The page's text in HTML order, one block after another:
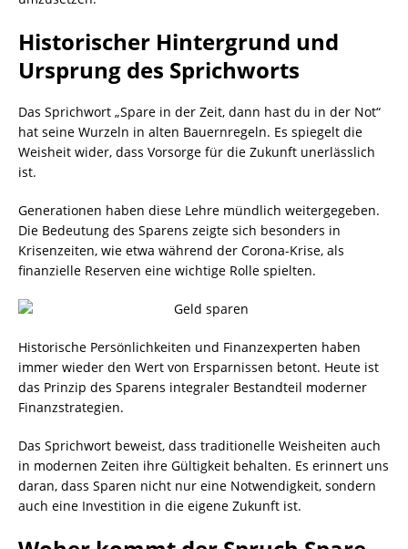
Historischer Hintergrund und
Ursprung des Sprichworts
Das Sprichwort „Spare in der Zeit, dann hast du in der Not“
hat seine Wurzeln in alten Bauernregeln. Es spiegelt die
Weisheit wider, dass Vorsorge für die Zukunft unerlässlich
ist.
Generationen haben diese Lehre mündlich weitergegeben.
Die Bedeutung des Sparens zeigte sich besonders in
Krisenzeiten, wie etwa während der Corona-Krise, als
finanzielle Reserven eine wichtige Rolle spielten.
Historische Persönlichkeiten und Finanzexperten haben
immer wieder den Wert von Ersparnissen betont. Heute ist
das Prinzip des Sparens integraler Bestandteil moderner
Finanzstrategien.
Das Sprichwort beweist, dass traditionelle Weisheiten auch
in modernen Zeiten ihre Gültigkeit behalten. Es erinnert uns
daran, dass Sparen nicht nur eine Notwendigkeit, sondern
auch eine Investition in die eigene Zukunft ist.